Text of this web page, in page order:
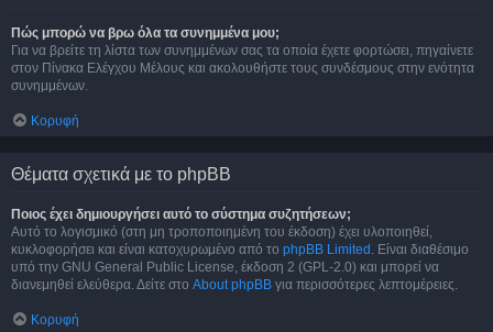
Πώς μπορώ να βρω όλα τα συνημμένα μου;
Για να βρείτε τη λίστα των συνημμένων σας τα οποία έχετε φορτώσει, πηγαίνετε
στον Πίνακα Ελέγχου Μέλους και ακολουθήστε τους συνδέσμους στην ενότητα
συνημμένων.
Κορυφή
Θέματα σχετικά με το phpBB
Ποιος έχει δημιουργήσει αυτό το σύστημα συζητήσεων;
Αυτό το λογισμικό (στη μη τροποποιημένη του έκδοση) έχει υλοποιηθεί,
κυκλοφορήσει και είναι κατοχυρωμένο από το phpBB Limited . Είναι διαθέσιμο
υπό την GNU General Public License, έκδοση 2 (GPL-2.0) και μπορεί να
διανεμηθεί ελεύθερα. Δείτε στο About phpBB για περισσότερες λεπτομέρειες.
Κορυφή